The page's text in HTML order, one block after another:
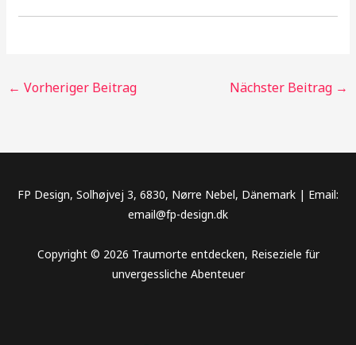
← Vorheriger Beitrag Nächster Beitrag →
FP Design, Solhøjvej 3, 6830, Nørre Nebel, Dänemark | Email:
email@fp-design.dk
Copyright © 2026 Traumorte entdecken, Reiseziele für
unvergessliche Abenteuer